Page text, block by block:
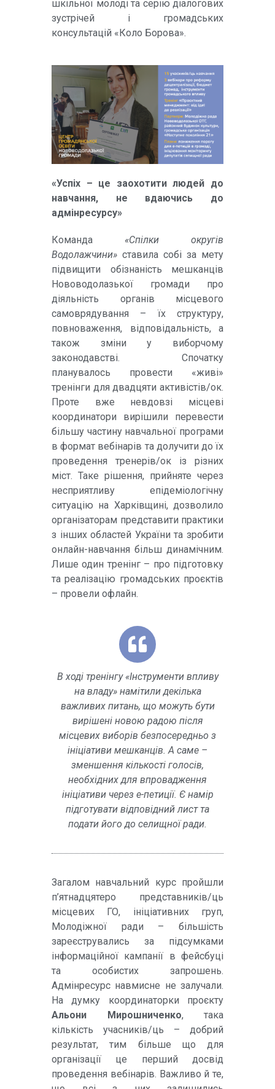
шкільної молоді та серію діалогових
зустрічей і громадських
консультацій «Коло Борова».
«Успіх – це заохотити людей до
навчання, не вдаючись до
адмінресурсу»
Команда «Спілки округів
Водолажчини» ставила собі за мету
підвищити обізнаність мешканців
Нововодолазької громади про
діяльність органів місцевого
самоврядування – їх структуру,
повноваження, відповідальність, а
також зміни у виборчому
законодавстві. Спочатку
планувалось провести «живі»
тренінги для двадцяти активістів/ок.
Проте вже невдовзі місцеві
координатори вирішили перевести
більшу частину навчальної програми
в формат вебінарів та долучити до їх
проведення тренерів/ок із різних
міст. Таке рішення, прийняте через
несприятливу епідеміологічну
ситуацію на Харківщині, дозволило
організаторам представити практики
з інших областей України та зробити
онлайн-навчання більш динамічним.
Лише один тренінг – про підготовку
та реалізацію громадських проєктів
– провели офлайн.
В ході тренінгу «Інструменти впливу
на владу» намітили декілька
важливих питань, що можуть бути
вирішені новою радою після
місцевих виборів безпосередньо з
ініціативи мешканців. А саме –
зменшення кількості голосів,
необхідних для впровадження
ініціативи через е-петиції. Є намір
підготувати відповідний лист та
подати його до селищної ради.
Загалом навчальний курс пройшли
п’ятнадцятеро представників/ць
місцевих ГО, ініціативних груп,
Молодіжної ради – більшість
зареєструвались за підсумками
інформаційної кампанії в фейсбуці
та особистих запрошень.
Адмінресурс навмисне не залучали.
На думку координаторки проєкту
Альони Мирошниченко, така
кількість учасників/ць – добрий
результат, тим більше що для
організації це перший досвід
проведення вебінарів. Важливо й те,